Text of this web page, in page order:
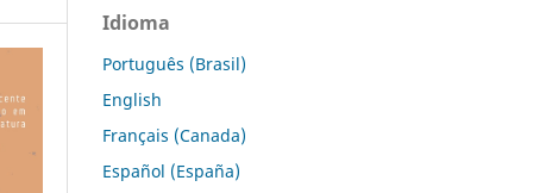
Idioma
Português (Brasil)
English
Français (Canada)
Español (España)